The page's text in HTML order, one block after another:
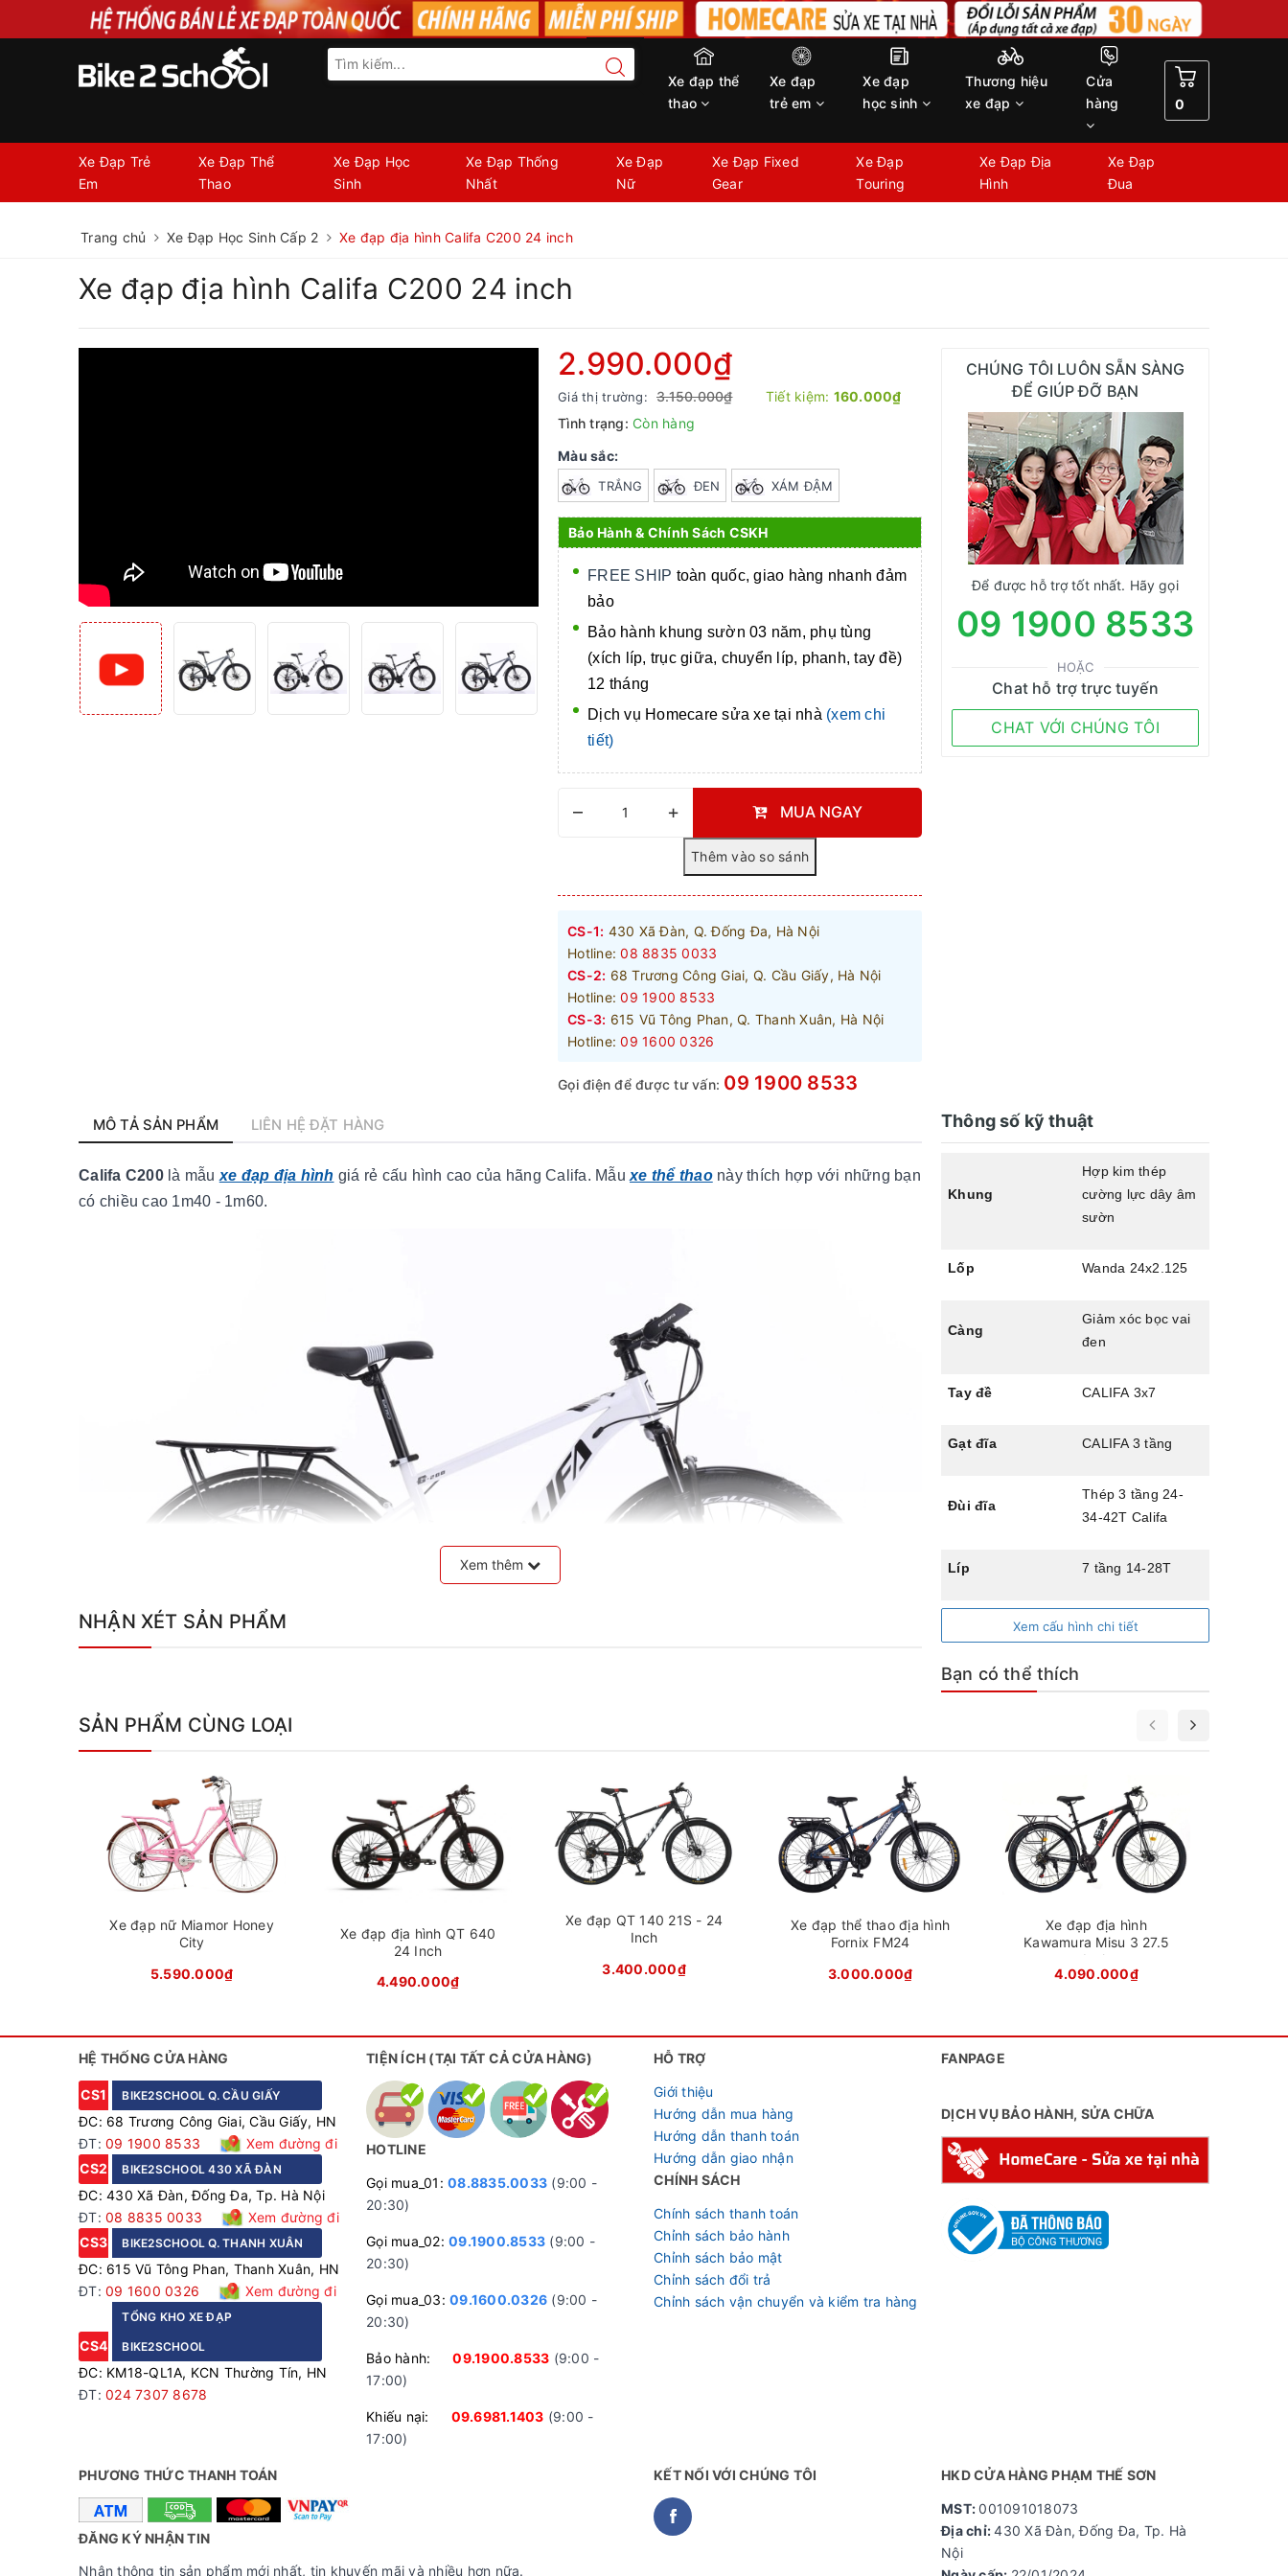
Xe đạp thể
thao
Xe đạp
trẻ em
Xe đạp
học sinh
Thương hiệu
xe đạp
Cửa
hàng
0
Xe Đạp Trẻ
Em
Xe Đạp Thể
Thao
Xe Đạp Học
Sinh
Xe Đạp Thống
Nhất
Xe Đạp
Nữ
Xe Đạp Fixed
Gear
Xe Đạp
Touring
Xe Đạp Địa
Hình
Xe Đạp
Đua
Trang chủ Xe Đạp Học Sinh Cấp 2 Xe đạp địa hình Califa C200 24 inch
Xe đạp địa hình Califa C200 24 inch
2.990.000₫
Giá thị trường: 3.150.000₫ Tiết kiệm: 160.000₫
Tình trạng: Còn hàng
Màu sắc:
TRẮNG ĐEN XÁM ĐẬM
Bảo Hành & Chính Sách CSKH
FREE SHIP toàn quốc, giao hàng nhanh đảm
bảo
Bảo hành khung sườn 03 năm, phụ tùng
(xích líp, trục giữa, chuyển líp, phanh, tay đề)
12 tháng
Dịch vụ Homecare sửa xe tại nhà (xem chi
tiết)
– + MUA NGAY
CS-1: 430 Xã Đàn, Q. Đống Đa, Hà Nội
Hotline: 08 8835 0033
CS-2: 68 Trương Công Giai, Q. Cầu Giấy, Hà Nội
Hotline: 09 1900 8533
CS-3: 615 Vũ Tông Phan, Q. Thanh Xuân, Hà Nội
Hotline: 09 1600 0326
Gọi điện để được tư vấn: 09 1900 8533
CHÚNG TÔI LUÔN SẴN SÀNG
ĐỂ GIÚP ĐỠ BẠN
Để được hỗ trợ tốt nhất. Hãy gọi
09 1900 8533
HOẶC
Chat hỗ trợ trực tuyến
CHAT VỚI CHÚNG TÔI
MÔ TẢ SẢN PHẨM LIÊN HỆ ĐẶT HÀNG
Califa C200là mẫu xe đạp địa hình giá rẻ cấu hình cao của hãng Califa. Mẫu xe thể thaonày thích hợp với những bạn
có chiều cao 1m40 - 1m60.
Xe đạp địa hình Califa C200
Khung hợp kim thép cường lực bền bỉ
Xe được trang bị khung hợp kim thép cường lực với dây âm sườn, giúp đảm bảo độ bền cao và khả năng chịu lực tốt
trong suốt quá trình di chuyển. Khung thép chắc chắn, ổn định và an toàn. Phuộc giảm xóc bọc vai đen, giúp giảm chấn
hiệu quả khi di chuyển qua các địa hình gồ ghề.
Khung thép cường lực bền bỉ, dây âm sườn tinh tế
Hệ thống truyền động 21 tốc độ
Xem thêm
NHẬN XÉT SẢN PHẨM
Thông số kỹ thuật
Khung
Hợp kim thép
cường lực dây âm
sườn
Lốp Wanda 24x2.125
Càng
Giảm xóc bọc vai
đen
Tay đề CALIFA 3x7
Gạt đĩa CALIFA 3 tầng
Đùi đĩa
Thép 3 tầng 24-
34-42T Califa
Líp 7 tầng 14-28T
Trục bạc đạn
Phanh
Nhôm 2 lớp Califa
Chiều cao phù
hợp xe
1m40 - 1m60
Trung Quốc
Xem cấu hình chi tiết
Bạn có thể thích
SẢN PHẨM CÙNG LOẠI
Xe đạp nữ Miamor Honey
City
5.590.000₫
Xe đạp địa hình QT 640
24 Inch
4.490.000₫
Xe đạp QT 140 21S - 24
Inch
3.400.000₫
Xe đạp thể thao địa hình
Fornix FM24
3.000.000₫
Xe đạp địa hình
Kawamura Misu 3 27.5
Inch
4.090.000₫
HỆ THỐNG CỬA HÀNG
CS1 BIKE2SCHOOL Q. CẦU GIẤY
ĐC: 68 Trương Công Giai, Cầu Giấy, HN
ĐT: 09 1900 8533
Xem đường đi
CS2
BIKE2SCHOOL 430 XÃ ĐÀN
ĐC: 430 Xã Đàn, Đống Đa, Tp. Hà Nội
ĐT: 08 8835 0033
Xem đường đi
CS3
BIKE2SCHOOL Q. THANH XUÂN
ĐC: 615 Vũ Tông Phan, Thanh Xuân, HN
ĐT: 09 1600 0326 Xem đường đi
CS4
TỔNG KHO XE ĐẠP
BIKE2SCHOOL
ĐC: KM18-QL1A, KCN Thường Tín, HN
ĐT: 024 7307 8678
TIỆN ÍCH (TẠI TẤT CẢ CỬA HÀNG)
HOTLINE
Gọi mua_01: 08.8835.0033 (9:00 -
20:30)
Gọi mua_02: 09.1900.8533 (9:00 -
20:30)
Gọi mua_03: 09.1600.0326 (9:00 -
20:30)
Bảo hành:09.1900.8533 (9:00 -
17:00)
Khiếu nại: 09.6981.1403 (9:00 -
17:00)
HỖ TRỢ
Giới thiệu
Hướng dẫn mua hàng
Hướng dẫn thanh toán
Hướng dẫn giao nhận
CHÍNH SÁCH
Chính sách thanh toán
Chỉnh sách bảo hành
Chỉnh sách bảo mật
Chỉnh sách đổi trả
Chỉnh sách vận chuyển và kiểm tra hàng
FANPAGE
DỊCH VỤ BẢO HÀNH, SỬA CHỮA
PHƯƠNG THỨC THANH TOÁN
ĐĂNG KÝ NHẬN TIN
Nhận thông tin sản phẩm mới nhất, tin khuyến mãi và nhiều hơn nữa.
KẾT NỐI VỚI CHÚNG TÔI HKD CỬA HÀNG PHẠM THẾ SƠN
MST:001091018073
Địa chỉ:430 Xã Đàn, Đống Đa, Tp. Hà
Nội